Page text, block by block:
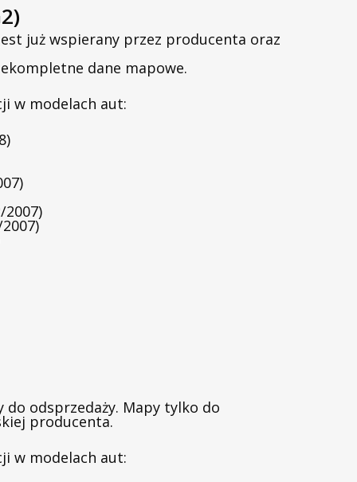
już wspierany przez producenta oraz
dane mapowe.
w modelach aut:
2007)
do odsprzedaży. Mapy tylko do
producenta.
w modelach aut: